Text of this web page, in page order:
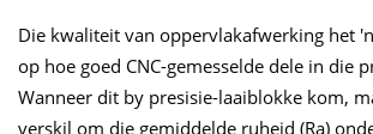
Die kwaliteit van oppervlakafwerking het
op hoe goed CNC-gemesselde dele in die
Wanneer dit by presisie-laaiblokke kom,
verskil om die gemiddelde ruheid (Ra)